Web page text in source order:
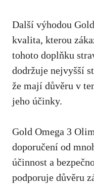
Další výhodou
kvalita, kterou
tohoto doplňku
dodržuje nejvyšší
že mají důvěru v
jeho účinky.
Gold Omega 3
doporučení od
účinnost a
podporuje důvěru